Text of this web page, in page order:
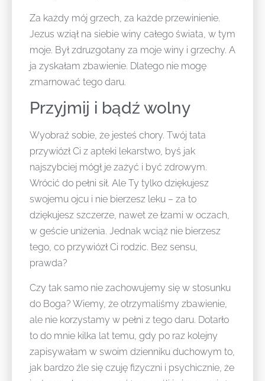
Za każdy mój grzech, za każde przewinienie.
Jezus wziął na siebie winy całego świata, w tym
moje. Był zdruzgotany za moje winy i grzechy. A
ja zyskałam zbawienie. Dlatego nie mogę
zmarnować tego daru.
Przyjmij i bądź wolny
Wyobraź sobie, że jesteś chory. Twój tata
przywiózł Ci z apteki lekarstwo, byś jak
najszybciej mógł je zażyć i być zdrowym.
Wrócić do pełni sił. Ale Ty tylko dziękujesz
swojemu ojcu i nie bierzesz leku – za to
dziękujesz szczerze, nawet ze łzami w oczach,
w geście uniżenia. Jednak wciąż nie bierzesz
tego, co przywiózł Ci rodzic. Bez sensu,
prawda?
Czy tak samo nie zachowujemy się w stosunku
do Boga? Wiemy, że otrzymaliśmy zbawienie,
ale nie korzystamy w pełni z tego daru. Dotarło
to do mnie kilka lat temu, gdy po raz kolejny
zapisywałam w swoim dzienniku duchowym to,
jak bardzo źle się czuję fizyczni i psychicznie, że